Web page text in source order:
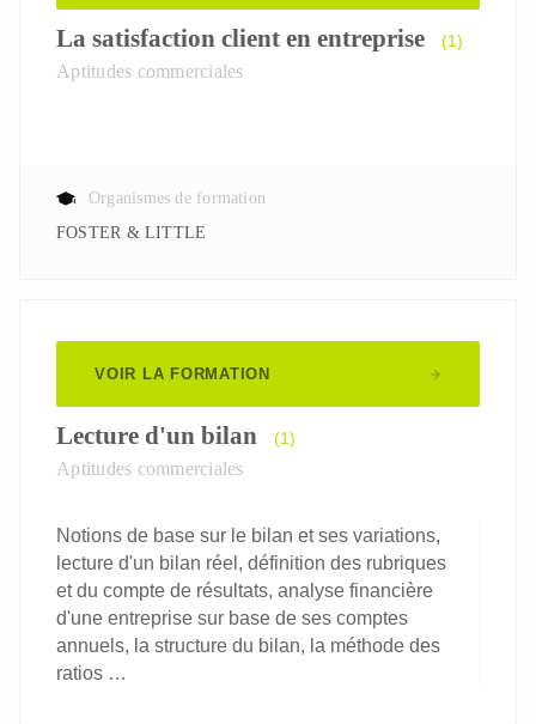
La satisfaction client en entreprise (1)
Aptitudes commerciales
Organismes de formation
FOSTER & LITTLE
VOIR LA FORMATION
Lecture d'un bilan (1)
Aptitudes commerciales
Notions de base sur le bilan et ses variations,
lecture d'un bilan réel, définition des rubriques
et du compte de résultats, analyse financière
d'une entreprise sur base de ses comptes
annuels, la structure du bilan, la méthode des
ratios …